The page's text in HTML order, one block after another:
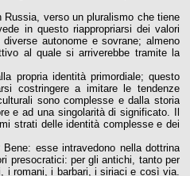
verso un pluralismo che tiene
in questo riappropriarsi dei valori
autonome e sovrane; almeno
al quale si arriverebbe tramite la
propria identità primordiale; questo
costringere a imitare le tendenze
sono complesse e dalla storia
e ad una singolarità di significato. Il
strati delle identità complesse e dei
esse intravedono nella dottrina
presocratici: per gli antichi, tanto per
i romani, i barbari, i siriaci e così via.